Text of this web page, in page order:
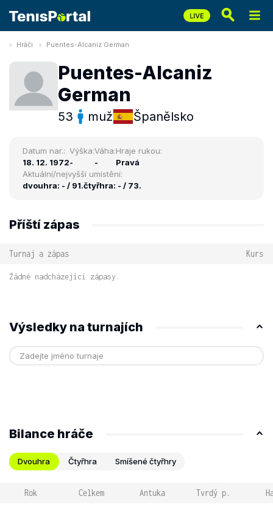
Hráči Puentes-Alcaniz German
Puentes-Alcaniz
German
53 muž Španělsko
Datum nar.:
18. 12. 1972
Výška:
-
Váha:
-
Hraje rukou:
Pravá
Aktuální/nejvyšší umístění:
dvouhra: - / 91.čtyřhra: - / 73.
Příští zápas
Turnaj a zápas Kurs
Žádné nadcházející zápasy.
Výsledky na turnajích
Bilance hráče
Dvouhra Čtyřhra Smíšené čtyřhry
Rok Celkem Antuka Tvrdý p.